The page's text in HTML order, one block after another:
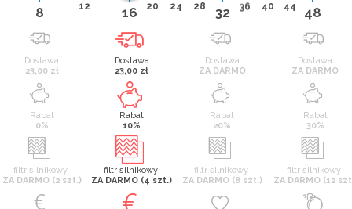
8 12 16 20 24 28 32 36 40 44 48
Dostawa
23,00 zł
Rabat
0%
filtr silnikowy
ZA DARMO (2 szt.)
Dostawa
23,00 zł
Rabat
10%
filtr silnikowy
ZA DARMO (4 szt.)
Dostawa
ZA DARMO
Rabat
20%
filtr silnikowy
ZA DARMO (8 szt.)
Dostawa
ZA DARMO
Rabat
30%
filtr silnikowy
ZA DARMO (12